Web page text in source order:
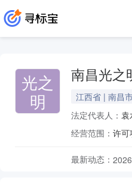
光之
明
南昌光之
江西省 | 南昌
法定代表人： 袁
经营范围：
最新动态：